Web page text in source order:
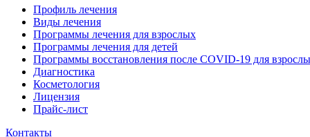
Профиль лечения
Виды лечения
Программы лечения для взрослых
Программы лечения для детей
Программы восстановления после COVID-19 для
Диагностика
Косметология
Лицензия
Прайс-лист
Контакты